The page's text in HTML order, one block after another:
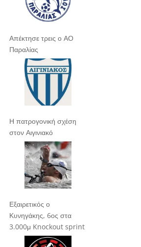
Απέκτησε τρεις ο ΑΟ
Παραλίας
Η πατρογονική σχέση
στον Αιγινιακό
Εξαιρετικός ο
Κυνηγάκης, 6ος στα
3.000μ Knockout sprint